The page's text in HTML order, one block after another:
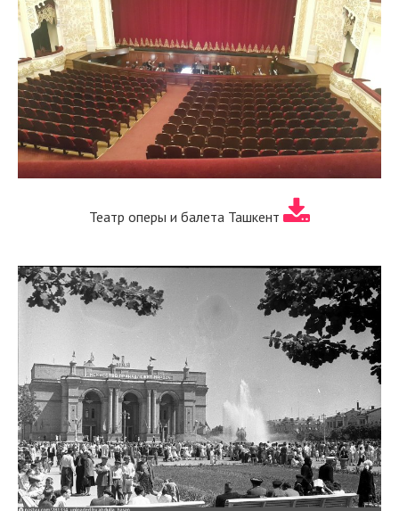
Театр оперы и балета Ташкент